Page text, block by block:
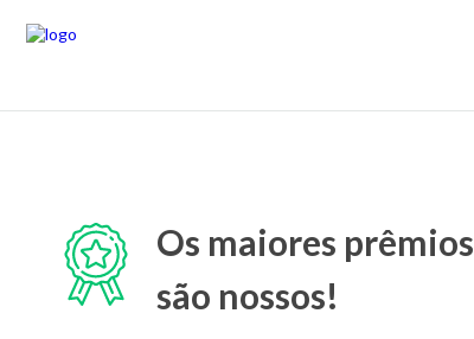
Os maiores prêmios
são nossos!